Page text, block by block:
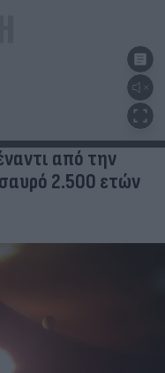
από την
2.500 ετών